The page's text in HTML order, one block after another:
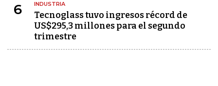
6 INDUSTRIA
Tecnoglass tuvo ingresos récord de
US$295,3 millones para el segundo
trimestre